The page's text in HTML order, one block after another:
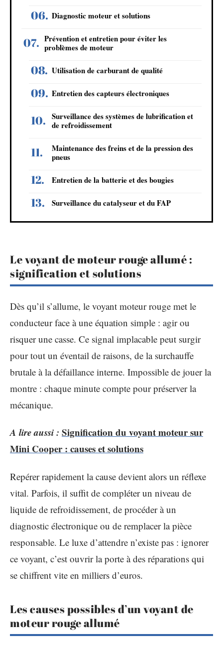
Diagnostic moteur et solutions
Prévention et entretien pour éviter les
problèmes de moteur
Utilisation de carburant de qualité
Entretien des capteurs électroniques
Surveillance des systèmes de lubrification et
de refroidissement
Maintenance des freins et de la pression des
pneus
Entretien de la batterie et des bougies
Surveillance du catalyseur et du FAP
Le voyant de moteur rouge allumé :
signification et solutions
Dès qu’il s’allume, le voyant moteur rouge met le
conducteur face à une équation simple : agir ou
risquer une casse. Ce signal implacable peut surgir
pour tout un éventail de raisons, de la surchauffe
brutale à la défaillance interne. Impossible de jouer la
montre : chaque minute compte pour préserver la
mécanique.
A lire aussi : Signification du voyant moteur sur
Mini Cooper : causes et solutions
Repérer rapidement la cause devient alors un réflexe
vital. Parfois, il suffit de compléter un niveau de
liquide de refroidissement, de procéder à un
diagnostic électronique ou de remplacer la pièce
responsable. Le luxe d’attendre n’existe pas : ignorer
ce voyant, c’est ouvrir la porte à des réparations qui
se chiffrent vite en milliers d’euros.
Les causes possibles d’un voyant de
moteur rouge allumé